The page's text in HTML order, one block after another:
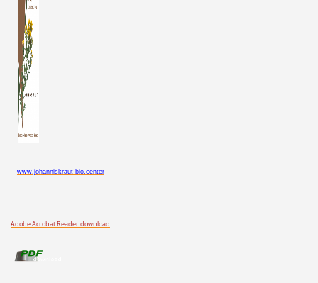
www.johanniskraut-bio.center
Adobe Acrobat Reader download